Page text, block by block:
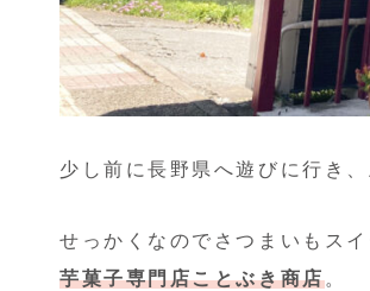
少し前に長野県へ遊びに行き
せっかくなのでさつまいもス
芋菓子専門店ことぶき商店。